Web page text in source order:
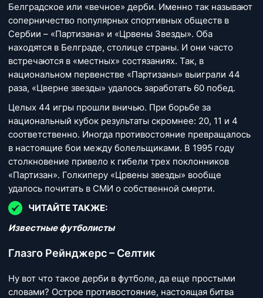
Белградское или «вечное» дерби. Именно так называют
соперничество популярных спортивных обществ в
Сербии – «Партизана» и «Црвены Звезды». Оба
находятся в Белграде, столице страны. И они часто
встречаются в «местных» состязаниях. Так, в
национальном первенстве «Партизаны» выиграли 44
раза, «Цверне звезды» удалось заработать 60 побед.
Целых 44 игры прошли вничью. При борьбе за
национальный кубок результаты скромнее: 20, 11 и 4
соответственно. Иногда противостояние превращалось
в настоящие бои между болельщиками. В 1995 году
столкновение привело к гибели трех поклонников
«Партизан». Голкиперу «Црвены звезды» вообще
удалось почитать в СМИ о собственной смерти.
ЧИТАЙТЕ ТАКЖЕ:
Известные футболисты
Глазго Рейнджерс – Селтик
Ну вот что такое дерби в футболе, да еще простыми
словами? Острое противостояние, настоящая битва